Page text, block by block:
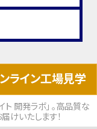
ライン工場見学
開発ラボ」 。高品質な
届けいたします！